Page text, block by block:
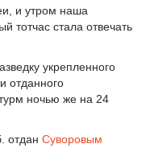
и утром наша
тотчас стала отвечать
укрепленного
отданного
ночью же на 24
отдан Суворовым